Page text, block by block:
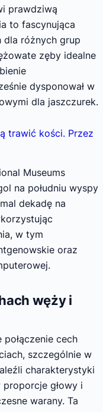
prawdziwą
to fascynująca
dla różnych grup
zęby idealne
dysponował w
dla jaszczurek.
trawić kości. Przez
Museums
na południu wyspy
dekadę na
w tym
oraz
węży i
cech
szczególnie w
charakterystyki
głowy i
warany. Ta